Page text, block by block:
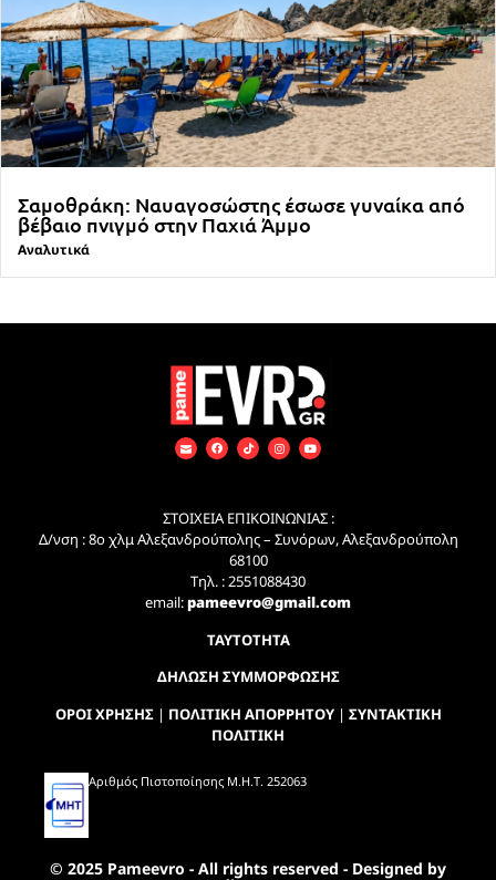
Σαμοθράκη: Ναυαγοσώστης έσωσε γυναίκα από
βέβαιο πνιγμό στην Παχιά Άμμο
Αναλυτικά
ΣΤΟΙΧΕΙΑ ΕΠΙΚΟΙΝΩΝΙΑΣ :
Δ/νση : 8ο χλμ Αλεξανδρούπολης – Συνόρων, Αλεξανδρούπολη
68100
Τηλ. : 2551088430
email:pameevro@gmail.com
ΤΑΥΤΟΤΗΤΑ
ΔΗΛΩΣΗ ΣΥΜΜΟΡΦΩΣΗΣ
ΟΡΟΙ ΧΡΗΣΗΣ| ΠΟΛΙΤΙΚΗ ΑΠΟΡΡΗΤΟΥ| ΣΥΝΤΑΚΤΙΚΗ
ΠΟΛΙΤΙΚΗ
Αριθμός Πιστοποίησης Μ.Η.Τ. 252063
© 2025 Pameevro - All rights reserved - Designed by